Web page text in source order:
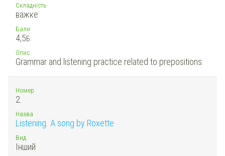
Складність
важке
Бали
4,5Б.
Опис
Grammar and listening practice related to prepositions.
Номер
2.
Назва
Listening. A song by Roxette
Вид
Інший